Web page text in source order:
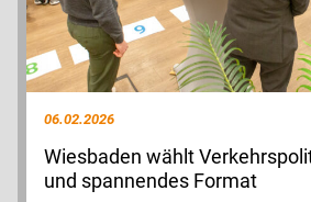
06.02.2026
Wiesbaden wählt
und spannendes Format